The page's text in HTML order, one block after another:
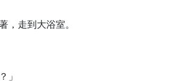
，走到大浴室。
」